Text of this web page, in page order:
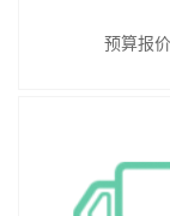
预算报价